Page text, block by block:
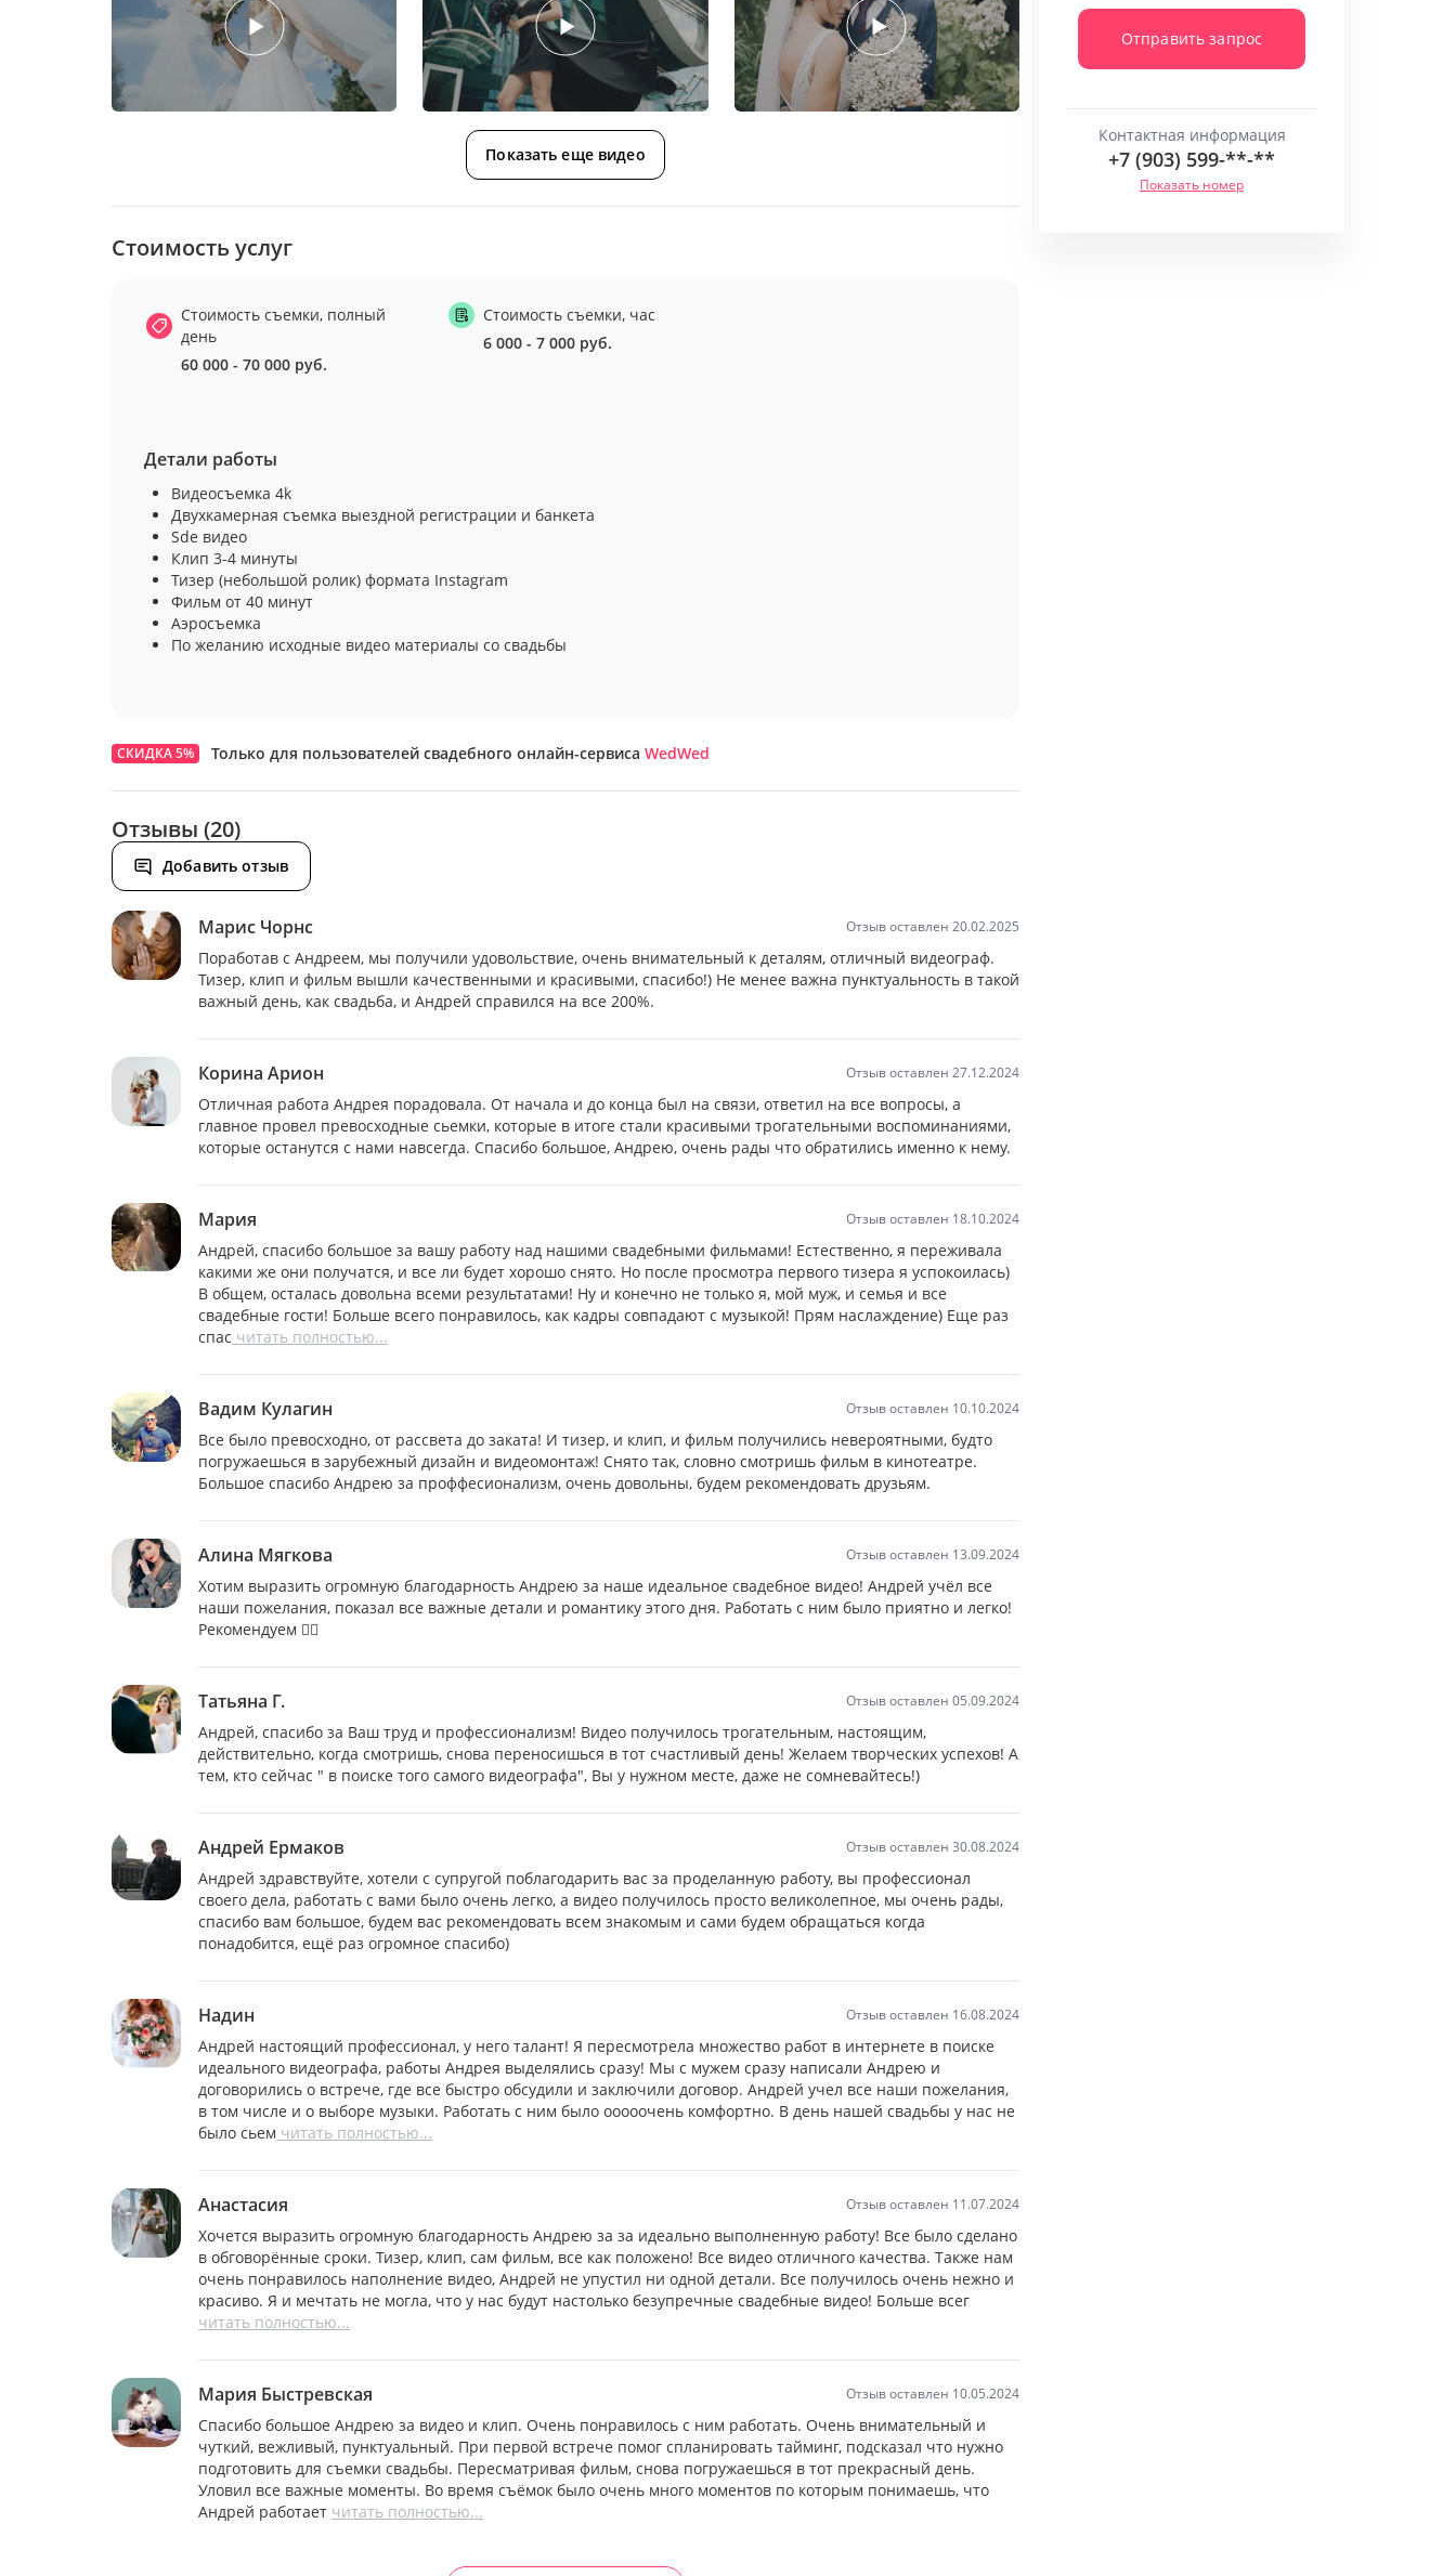
Показать еще видео
Стоимость услуг
Стоимость съемки, полный
день
60 000 - 70 000 руб.
Стоимость съемки, час
6 000 - 7 000 руб.
Детали работы
Видеосъемка 4k
Двухкамерная съемка выездной регистрации и банкета
Sde видео
Клип 3-4 минуты
Тизер (небольшой ролик) формата Instagram
Фильм от 40 минут
Аэросъемка
По желанию исходные видео материалы со свадьбы
СКИДКА 5% Только для пользователей свадебного онлайн-сервиса WedWed
Отзывы (20)
Добавить отзыв
Марис Чорнс Отзыв оставлен 20.02.2025
Поработав с Андреем, мы получили удовольствие, очень внимательный к деталям, отличный видеограф.
Тизер, клип и фильм вышли качественными и красивыми, спасибо!) Не менее важна пунктуальность в такой
важный день, как свадьба, и Андрей справился на все 200%.
Корина Арион Отзыв оставлен 27.12.2024
Отличная работа Андрея порадовала. От начала и до конца был на связи, ответил на все вопросы, а
главное провел превосходные сьемки, которые в итоге стали красивыми трогательными воспоминаниями,
которые останутся с нами навсегда. Спасибо большое, Андрею, очень рады что обратились именно к нему.
Мария Отзыв оставлен 18.10.2024
Андрей, спасибо большое за вашу работу над нашими свадебными фильмами! Естественно, я переживала
какими же они получатся, и все ли будет хорошо снято. Но после просмотра первого тизера я успокоилась)
В общем, осталась довольна всеми результатами! Ну и конечно не только я, мой муж, и семья и все
свадебные гости! Больше всего понравилось, как кадры совпадают с музыкой! Прям наслаждение) Еще раз
спас читать полностью...
Вадим Кулагин Отзыв оставлен 10.10.2024
Все было превосходно, от рассвета до заката! И тизер, и клип, и фильм получились невероятными, будто
погружаешься в зарубежный дизайн и видеомонтаж! Снято так, словно смотришь фильм в кинотеатре.
Большое спасибо Андрею за проффесионализм, очень довольны, будем рекомендовать друзьям.
Алина Мягкова Отзыв оставлен 13.09.2024
Хотим выразить огромную благодарность Андрею за наше идеальное свадебное видео! Андрей учёл все
наши пожелания, показал все важные детали и романтику этого дня. Работать с ним было приятно и легко!
Рекомендуем 👍🏻
Татьяна Г. Отзыв оставлен 05.09.2024
Андрей, спасибо за Ваш труд и профессионализм! Видео получилось трогательным, настоящим,
действительно, когда смотришь, снова переносишься в тот счастливый день! Желаем творческих успехов! А
тем, кто сейчас " в поиске того самого видеографа", Вы у нужном месте, даже не сомневайтесь!)
Андрей Ермаков Отзыв оставлен 30.08.2024
Андрей здравствуйте, хотели с супругой поблагодарить вас за проделанную работу, вы профессионал
своего дела, работать с вами было очень легко, а видео получилось просто великолепное, мы очень рады,
спасибо вам большое, будем вас рекомендовать всем знакомым и сами будем обращаться когда
понадобится, ещё раз огромное спасибо)
Надин Отзыв оставлен 16.08.2024
Андрей настоящий профессионал, у него талант! Я пересмотрела множество работ в интернете в поиске
идеального видеографа, работы Андрея выделялись сразу! Мы с мужем сразу написали Андрею и
договорились о встрече, где все быстро обсудили и заключили договор. Андрей учел все наши пожелания,
в том числе и о выборе музыки. Работать с ним было ооооочень комфортно. В день нашей свадьбы у нас не
было сьем читать полностью...
Анастасия Отзыв оставлен 11.07.2024
Хочется выразить огромную благодарность Андрею за за идеально выполненную работу! Все было сделано
в обговорённые сроки. Тизер, клип, сам фильм, все как положено! Все видео отличного качества. Также нам
очень понравилось наполнение видео, Андрей не упустил ни одной детали. Все получилось очень нежно и
красиво. Я и мечтать не могла, что у нас будут настолько безупречные свадебные видео! Больше всег
читать полностью...
Мария Быстревская Отзыв оставлен 10.05.2024
Спасибо большое Андрею за видео и клип. Очень понравилось с ним работать. Очень внимательный и
чуткий, вежливый, пунктуальный. При первой встрече помог спланировать тайминг, подсказал что нужно
подготовить для съемки свадьбы. Пересматривая фильм, снова погружаешься в тот прекрасный день.
Уловил все важные моменты. Во время съёмок было очень много моментов по которым понимаешь, что
Андрей работает читать полностью...
Отправить запрос
Контактная информация
+7 (903) 599-**-**
Показать номер